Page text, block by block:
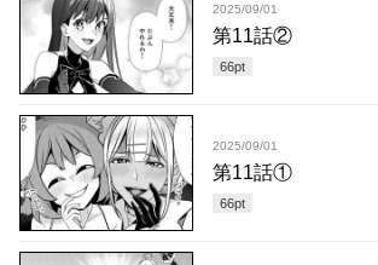
2025/09/01
第11話②
66pt
2025/09/01
第11話①
66pt